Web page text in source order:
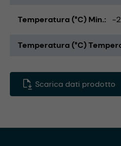
Temperatura (°C) Min. -
Temperatura (°C)
Scarica dati prodotto